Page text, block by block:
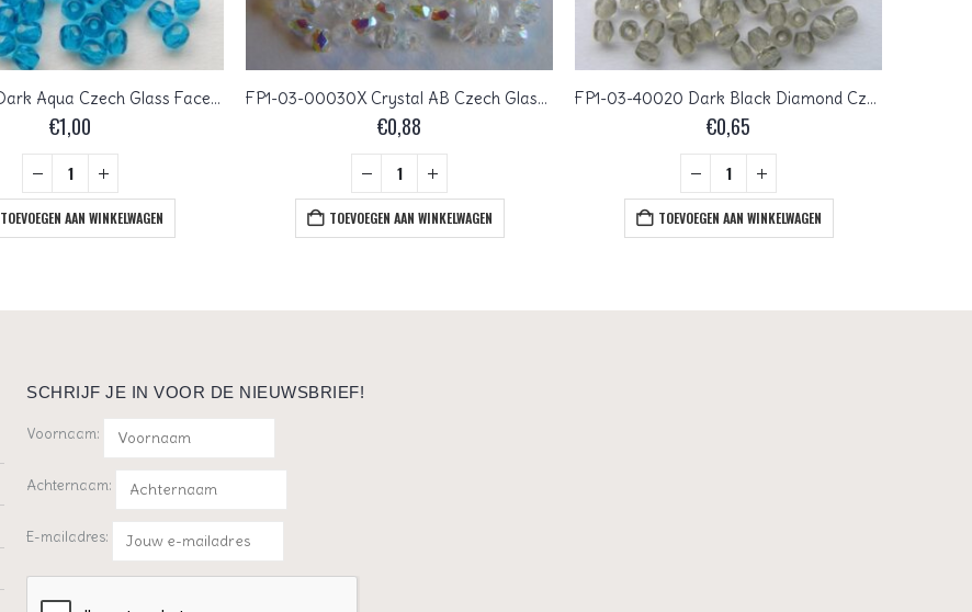
0090300 Dark Aqua Czech Glass Facet Firepolish 3mm 75 stuks
€1,00
TOEVOEGEN AAN WINKELWAGEN
FP1-03-00030X Crystal AB Czech Glass Facet Firepolish 3mm 50 stuks
€0,88
TOEVOEGEN AAN WINKELWAGEN
FP1-03-40020 Dark Black Diamond Czech Glass Facet Firepolish 3mm 50 stuks
€0,65
TOEVOEGEN AAN WINKELWAGEN
SCHRIJF JE IN VOOR DE NIEUWSBRIEF!
Voornaam:
Achternaam:
E-mailadres: